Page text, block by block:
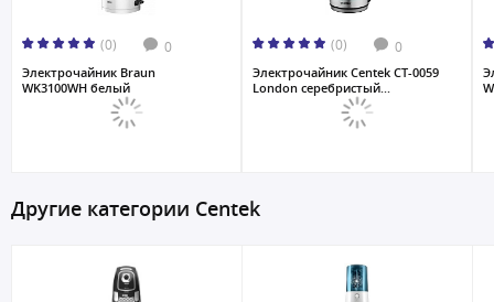
(0) 0
Электрочайник Braun
WK3100WH белый
(0) 0
Электрочайник Centek CT-0059
London серебристый...
Другие категории Centek